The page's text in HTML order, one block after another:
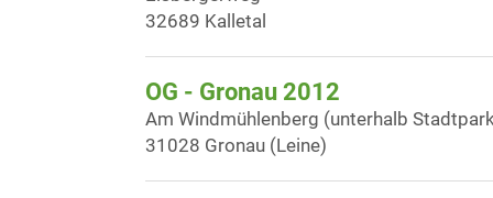
32689 Kalletal
OG - Gronau 2012
Am Windmühlenberg (unterhalb
31028 Gronau (Leine)